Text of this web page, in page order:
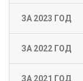
ЗА 2023 ГОД
ЗА 2022 ГОД
ЗА 2021 ГОД